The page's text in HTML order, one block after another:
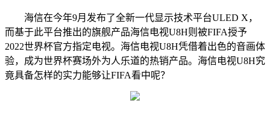
海信在今年9月发布了全新一代显示技术平台ULED X，
而基于此平台推出的旗舰产品海信电视U8H则被FIFA授予
2022世界杯官方指定电视。海信电视U8H凭借着出色的音画体
验，成为世界杯赛场外为人乐道的热销产品。海信电视U8H究
竟具备怎样的实力能够让FIFA看中呢？